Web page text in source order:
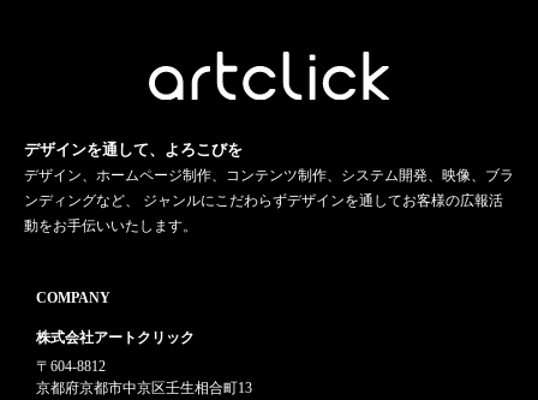
デザインを通して、よろこびを
デザイン、ホームページ制作、コンテンツ制作、システム開発、映像、ブラ
ンディングなど、 ジャンルにこだわらずデザインを通してお客様の広報活
動をお手伝いいたします。
COMPANY
株式会社アートクリック
〒604-8812
京都府京都市中京区壬生相合町13